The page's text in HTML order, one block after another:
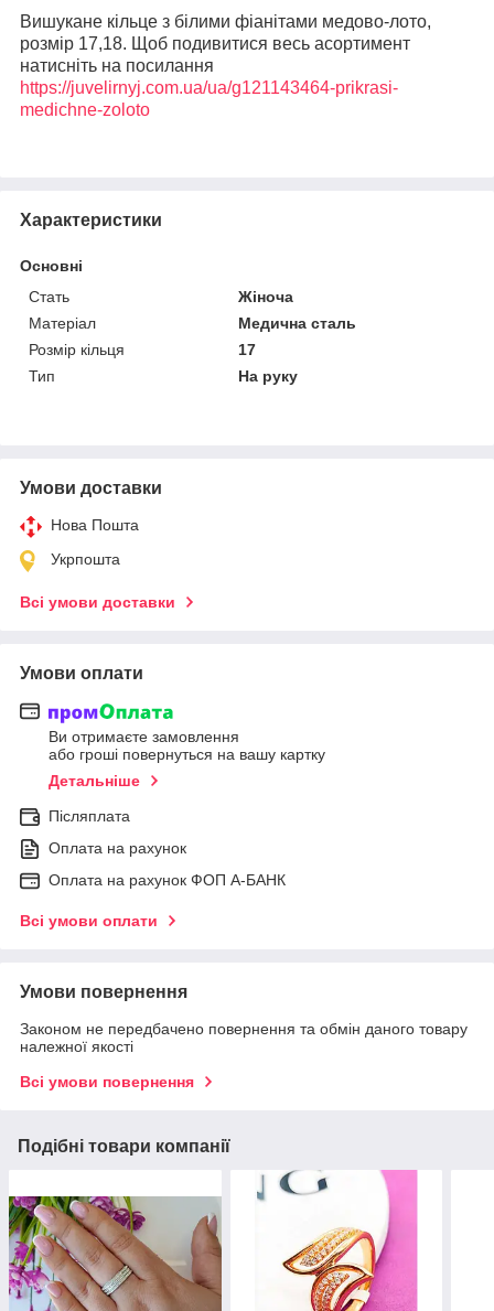
Вишукане кільце з білими фіанітами медово-лото,
розмір 17,18. Щоб подивитися весь асортимент
натисніть на посилання
https://juvelirnyj.com.ua/ua/g121143464-prikrasi-
medichne-zoloto
Характеристики
Основні
Стать
Жіноча
Матеріал
Медична сталь
Розмір кільця
17
Тип
На руку
Умови доставки
Нова Пошта
Укрпошта
Всі умови доставки
Умови оплати
Ви отримаєте замовлення
або гроші повернуться на вашу картку
Детальніше
Післяплата
Оплата на рахунок
Оплата на рахунок ФОП А-БАНК
Всі умови оплати
Умови повернення
Законом не передбачено повернення та обмін даного товару
належної якості
Всі умови повернення
Подібні товари компанії